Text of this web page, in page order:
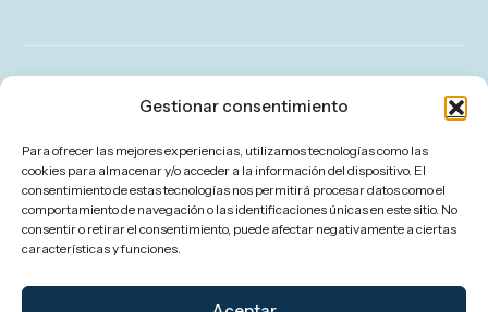
Gestionar consentimiento
Para ofrecer las mejores experiencias, utilizamos tecnologías como las
cookies para almacenar y/o acceder a la información del dispositivo. El
consentimiento de estas tecnologías nos permitirá procesar datos como el
comportamiento de navegación o las identificaciones únicas en este sitio. No
consentir o retirar el consentimiento, puede afectar negativamente a ciertas
características y funciones.
Política de privacidad
Política de cookies (UE)
Política de envíos y devoluciones